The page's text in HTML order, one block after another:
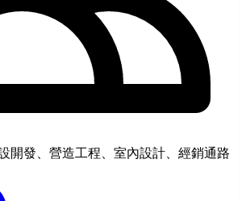
開發、營造工程、室內設計、經銷通路